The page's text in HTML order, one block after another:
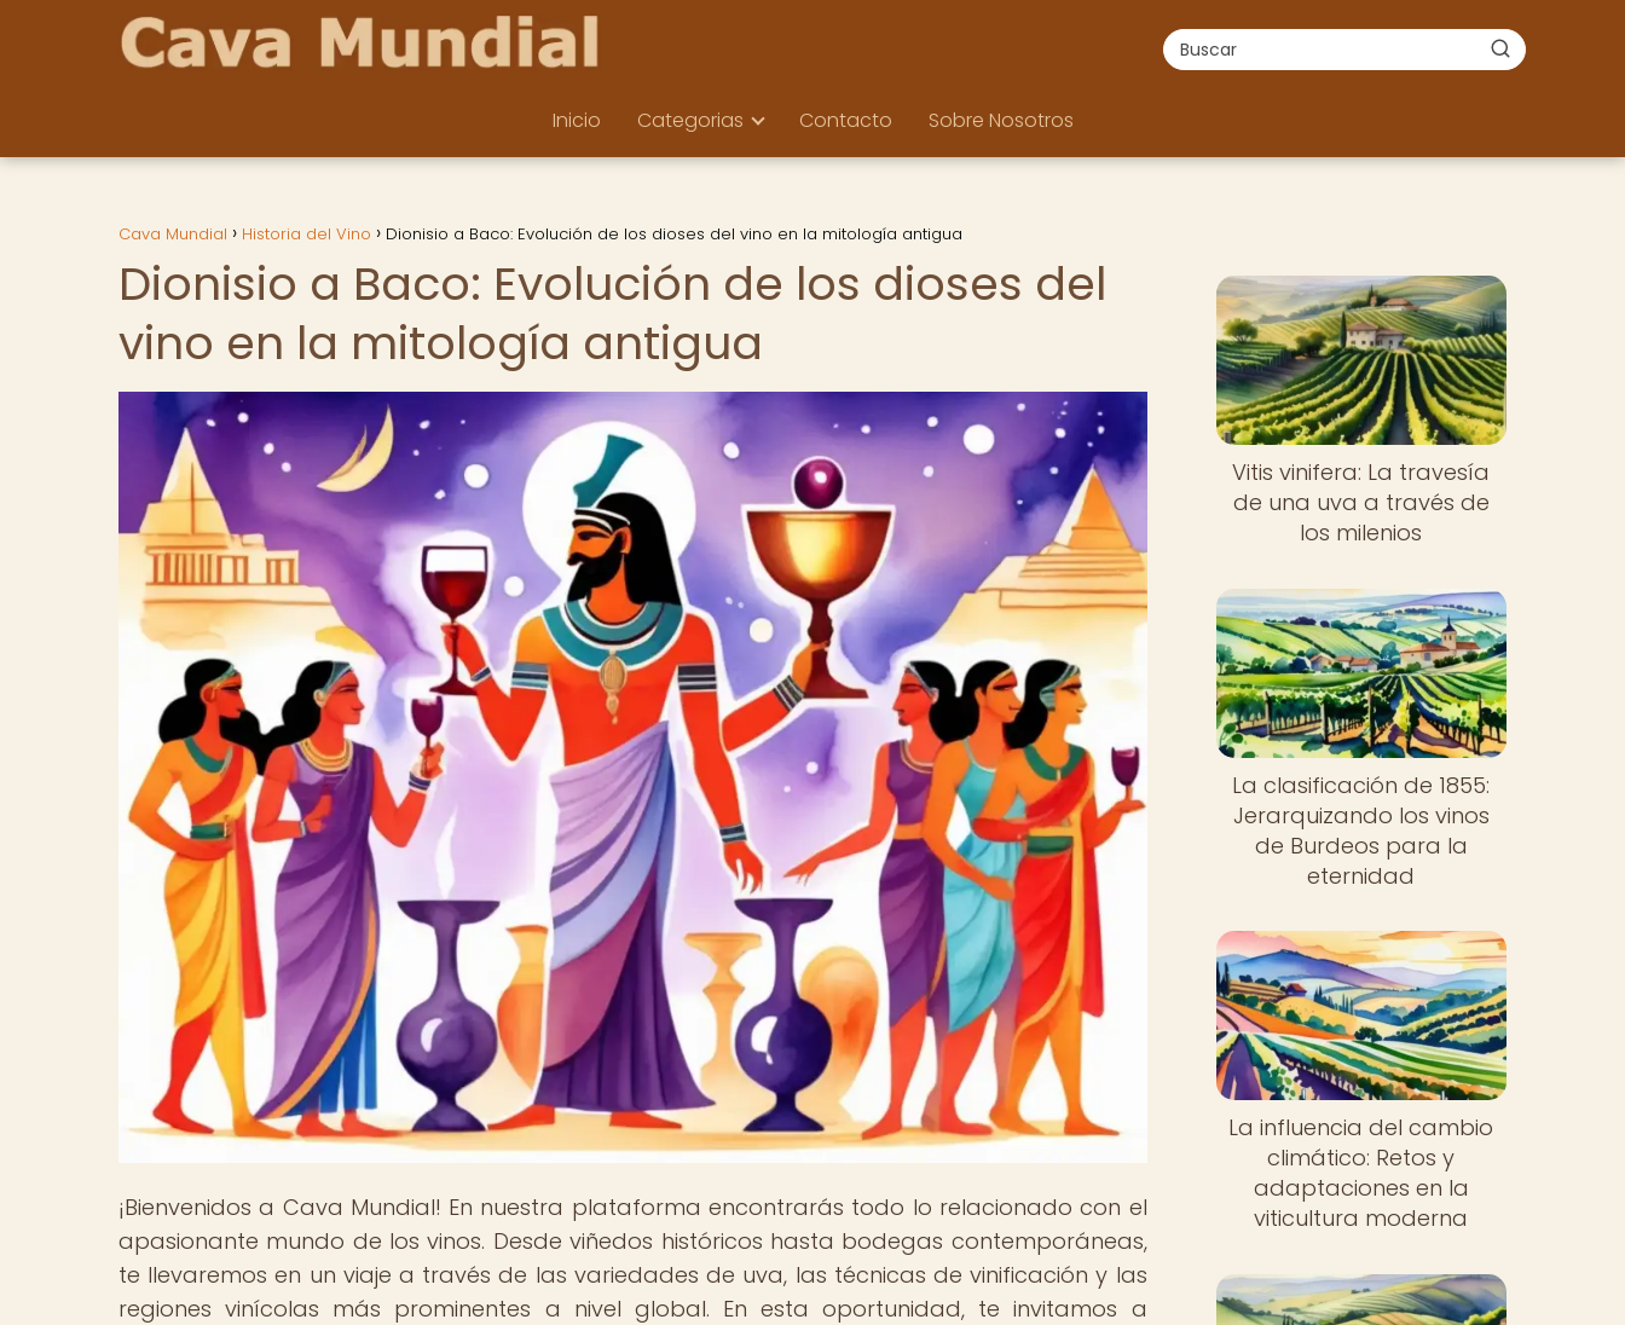
Inicio Categorias Contacto Sobre Nosotros
Cava Mundial Historia del Vino Dionisio a Baco: Evolución de los dioses del vino en la mitología antigua
Dionisio a Baco: Evolución de los dioses del
vino en la mitología antigua
¡Bienvenidos a Cava Mundial! En nuestra plataforma encontrarás todo lo relacionado con el
apasionante mundo de los vinos. Desde viñedos históricos hasta bodegas contemporáneas,
te llevaremos en un viaje a través de las variedades de uva, las técnicas de vinificación y las
regiones vinícolas más prominentes a nivel global. En esta oportunidad, te invitamos a
Vitis vinifera: La travesía
de una uva a través de
los milenios
La clasificación de 1855:
Jerarquizando los vinos
de Burdeos para la
eternidad
La influencia del cambio
climático: Retos y
adaptaciones en la
viticultura moderna